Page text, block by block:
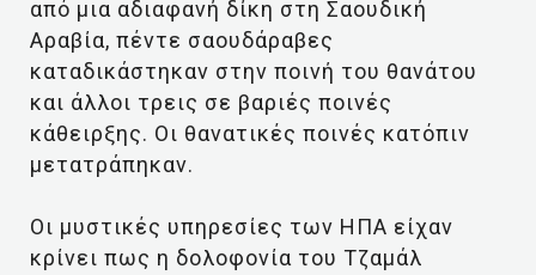
από μια αδιαφανή δίκη στη Σαουδική
Αραβία, πέντε σαουδάραβες
καταδικάστηκαν στην ποινή του θανάτου
και άλλοι τρεις σε βαριές ποινές
κάθειρξης. Οι θανατικές ποινές κατόπιν
μετατράπηκαν.
Οι μυστικές υπηρεσίες των ΗΠΑ είχαν
κρίνει πως η δολοφονία του Τζαμάλ